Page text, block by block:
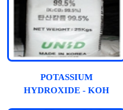
POTASSIUM
HYDROXIDE - KOH